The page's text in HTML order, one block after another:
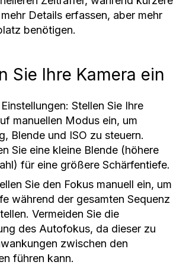
Details erfassen, aber mehr
benötigen.
Sie Ihre Kamera ein
Stellen Sie Ihre
manuellen Modus ein, um
Blende und ISO zu steuern.
Sie eine kleine Blende (höhere
für eine größere Schärfentiefe.
Sie den Fokus manuell ein, um
während der gesamten Sequenz
Vermeiden Sie die
des Autofokus, da dieser zu
zwischen den
führen kann.